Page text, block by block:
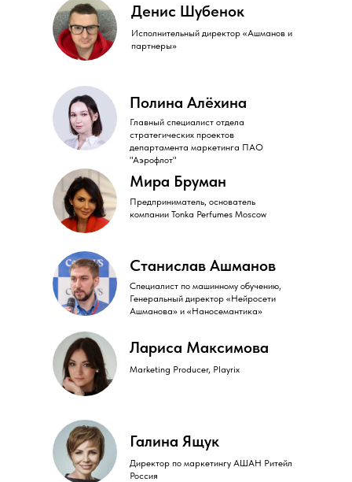
Денис Шубенок
Исполнительный директор «Ашманов и
партнеры»
Полина Алёхина
Главный специалист отдела
стратегических проектов
департамента маркетинга ПАО
"Аэрофлот"
Мира Бруман
Предприниматель, основатель
компании Tonka Perfumes Moscow
Станислав Ашманов
Специалист по машинному обучению,
Генеральный директор «Нейросети
Ашманова» и «Наносемантика»
Лариса Максимова
Marketing Producer, Playrix
Галина Ящук
Директор по маркетингу АШАН Ритейл
Россия